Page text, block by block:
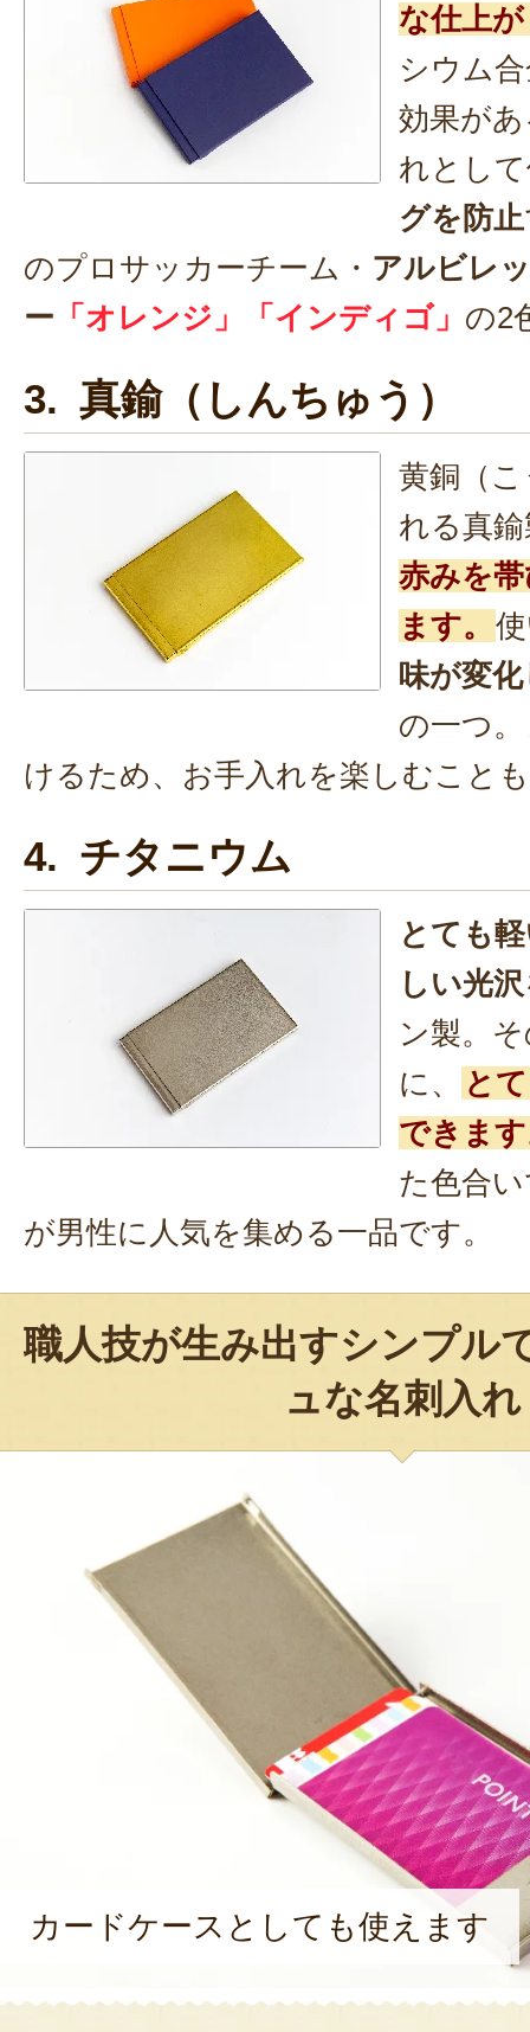
な仕上
シウム
効果が
れとし
グを防止
のプロサッカーチーム・ アルビレ
ー 「オレンジ」「インディゴ」 の2
3. 真鍮（しんちゅう）
黄銅（
れる真
赤みを
ます。
味が変
の一つ
けるため、お手入れを楽しむこと
4. チタニウム
とても
しい光沢
ン製。
に、
と
できま
た色合
が男性に人気を集める一品です。
職人技が生み出すシンプル
ュな名刺入れ
カードケースとしても使えます